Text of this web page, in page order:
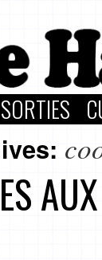
SORTIES